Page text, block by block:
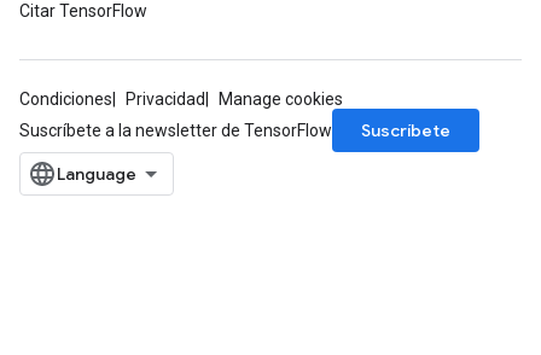
Citar TensorFlow
Condiciones Privacidad
Manage cookies
Suscríbete a la newsletter de TensorFlow
Suscríbete